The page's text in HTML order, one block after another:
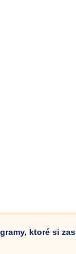
ktoré si